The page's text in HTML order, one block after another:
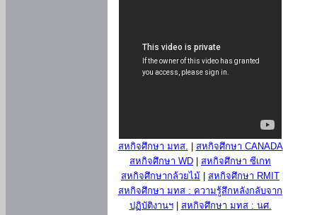
สหกิจศึกษา มทส.
สหกิจศึกษา CANADA
สหกิจศึกษา WD
สหกิจศึกษา ซีเกท
สหกิจศึกษากล้วยไม้
สหกิจศึกษา RMIT
สหกิจศึกษา มทส : ความรู้สึกหลังกลับจาก
ปฏิบัติงานฯ| สหกิจศึกษา มทส : นศ.